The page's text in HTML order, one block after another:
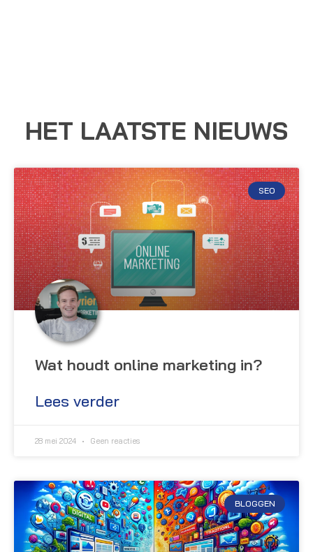
HET LAATSTE NIEUWS
SEO
Wat houdt online marketing in?
Lees verder
28 mei 2024 Geen reacties
BLOGGEN